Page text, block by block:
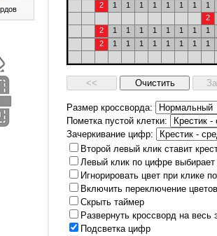
2
1 1 1 1 1 1 1
1
2
2
1 1 1 1 1 1 1
1
2
1 1 1 1 1 1 1 1
Размер кроссворда:
Пометка пустой клетки:
Зачеркивание цифр:
Второй левый клик ставит
Левый клик по цифре выбирает
Игнорировать цвет при клике
Включить переключение
Скрыть таймер
Развернуть кроссворд на
Подсветка цифр